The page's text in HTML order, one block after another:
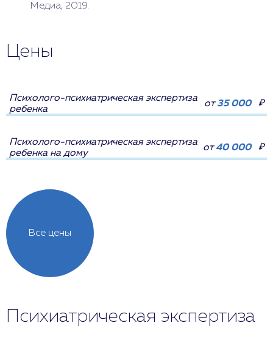
Медиа, 2019.
Цены
Все цены
Психолого-психиатрическая экспертиза
ребенка
от35 000 ₽
Психолого-психиатрическая экспертиза
ребенка на дому
от40 000 ₽
Психиатрическая экспертиза